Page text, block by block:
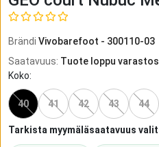
Brändi Vivobarefoot - 300110-03
Saatavuus: Tuote loppu
Koko:
40 41 42 43 44
Tarkista myymäläsaatavuus